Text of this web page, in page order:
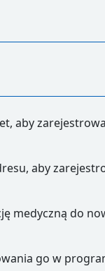
aby
aby
medyczną do
go w